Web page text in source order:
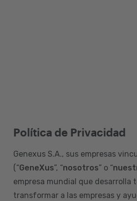
Política de Privacidad
Genexus S.A., sus empresas
(“GeneXus”, “nosotros” o “
empresa mundial que desarrolla
transformar a las empresas y